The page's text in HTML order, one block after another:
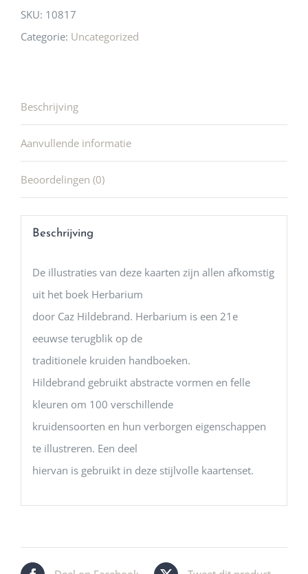
SKU: 10817
Categorie: Uncategorized
Beschrijving
Aanvullende informatie
Beoordelingen (0)
Beschrijving
De illustraties van deze kaarten zijn allen afkomstig
uit het boek Herbarium
door Caz Hildebrand. Herbarium is een 21e
eeuwse terugblik op de
traditionele kruiden handboeken.
Hildebrand gebruikt abstracte vormen en felle
kleuren om 100 verschillende
kruidensoorten en hun verborgen eigenschappen
te illustreren. Een deel
hiervan is gebruikt in deze stijlvolle kaartenset.